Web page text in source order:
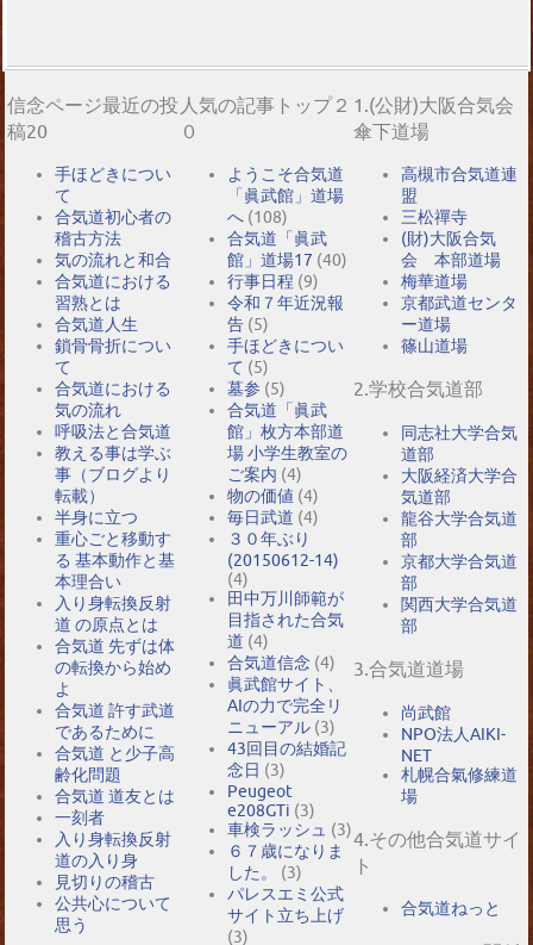
信念ページ最近の投
稿20
手ほどきについ
て
合気道初心者の
稽古方法
気の流れと和合
合気道における
習熟とは
合気道人生
鎖骨骨折につい
て
合気道における
気の流れ
呼吸法と合気道
教える事は学ぶ
事（ブログより
転載）
半身に立つ
重心ごと移動す
る 基本動作と基
本理合い
入り身転換反射
道 の原点とは
合気道 先ずは体
の転換から始め
よ
合気道 許す武道
であるために
合気道 と少子高
齢化問題
合気道 道友とは
一刻者
入り身転換反射
道の入り身
見切りの稽古
公共心について
思う
人気の記事トップ２
０
ようこそ合気道
「眞武館」道場
へ (108)
合気道「眞武
館」道場17 (40)
行事日程 (9)
令和７年近況報
告 (5)
手ほどきについ
て (5)
墓参 (5)
合気道「眞武
館」枚方本部道
場 小学生教室の
ご案内 (4)
物の価値 (4)
毎日武道 (4)
３０年ぶり
(20150612-14)
(4)
田中万川師範が
目指された合気
道 (4)
合気道信念 (4)
眞武館サイト、
AIの力で完全リ
ニューアル (3)
43回目の結婚記
念日 (3)
Peugeot
e208GTi (3)
車検ラッシュ (3)
６７歳になりま
した。
(3)
パレスエミ公式
サイト立ち上げ
(3)
1.(公財)大阪合気会
傘下道場
高槻市合気道連
盟
三松禪寺
(財)大阪合気
会 本部道場
梅華道場
京都武道センタ
ー道場
篠山道場
2.学校合気道部
同志社大学合気
道部
大阪経済大学合
気道部
龍谷大学合気道
部
京都大学合気道
部
関西大学合気道
部
3.合気道道場
尚武館
NPO法人AIKI-
NET
札幌合氣修練道
場
4.その他合気道サイ
ト
合気道ねっと